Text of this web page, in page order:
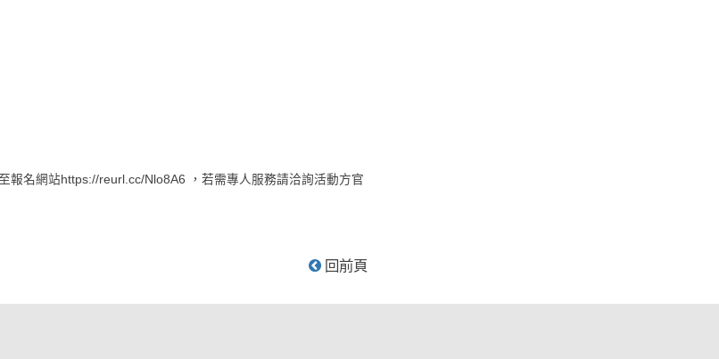
報名網站https://reurl.cc/Nlo8A6 ，若需專人服務請洽詢活動方官
回前頁